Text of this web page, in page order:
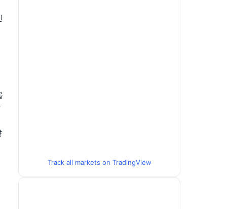
Track all markets on TradingView